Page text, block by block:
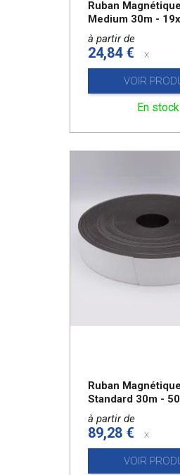
Ruban
Medium 30m -
à partir de
24,84 € x
VOIR
En stock
Ruban
Standard 30m -
à partir de
89,28 € x
VOIR